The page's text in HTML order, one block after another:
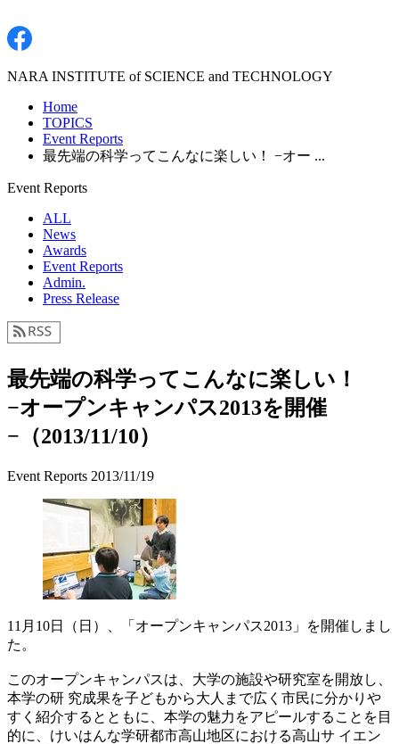
NARA INSTITUTE of SCIENCE and TECHNOLOGY
Home
TOPICS
Event Reports
最先端の科学ってこんなに楽しい！ −オー ...
Event Reports
ALL
News
Awards
Event Reports
Admin.
Press Release
最先端の科学ってこんなに楽しい！
−オープンキャンパス2013を開催
−（2013/11/10）
Event Reports 2013/11/19
11月10日（日）、「オープンキャンパス2013」を開催しまし
た。
このオープンキャンパスは、大学の施設や研究室を開放し、
本学の研 究成果を子どもから大人まで広く市民に分かりや
すく紹介するとともに、本学の魅力をアピールすることを目
的に、けいはんな学研都市高山地区における高山サ イエン